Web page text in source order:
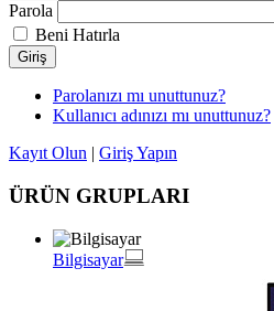
Parola
Beni Hatırla
Giriş
Parolanızı mı unuttunuz?
Kullanıcı adınızı mı unuttunuz?
Kayıt Olun | Giriş Yapın
ÜRÜN GRUPLARI
Bilgisayar